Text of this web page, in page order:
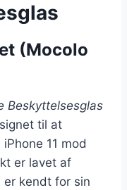
(Mocolo
Beskyttelsesglas
til at
11 mod
er lavet af
er kendt for sin